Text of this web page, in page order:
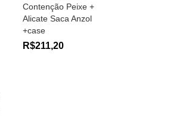
Contenção Peixe +
Alicate Saca Anzol
+case
R$211,20